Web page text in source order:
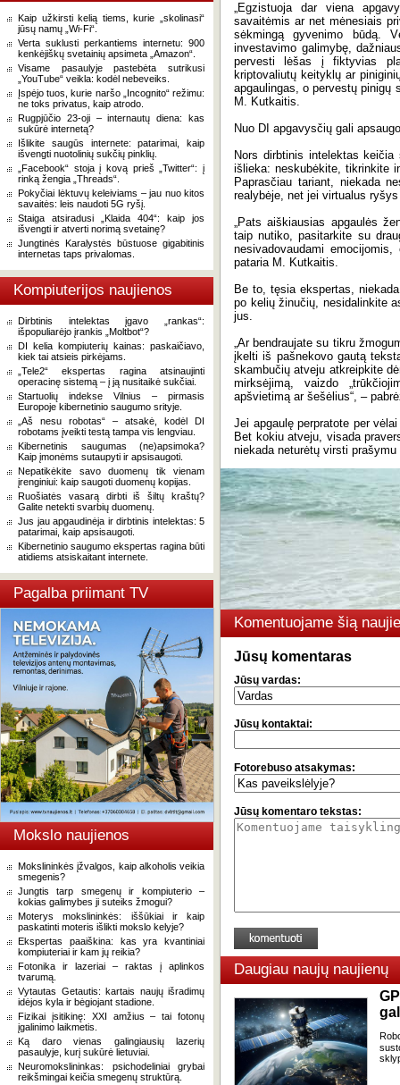
Kaip užkirsti kelią tiems, kurie „skolinasi“
jūsų namų „Wi-Fi“.
Verta suklusti perkantiems internetu: 900
kenkėjiškų svetainių apsimeta „Amazon“.
Visame pasaulyje pastebėta sutrikusi
„YouTube“ veikla: kodėl nebeveiks.
Įspėjo tuos, kurie naršo „Incognito“ režimu:
ne toks privatus, kaip atrodo.
Rugpjūčio 23-oji – internautų diena: kas
sukūrė internetą?
Išlikite saugūs internete: patarimai, kaip
išvengti nuotolinių sukčių pinklių.
„Facebook“ stoja į kovą prieš „Twitter“: į
rinką žengia „Threads“.
Pokyčiai lėktuvų keleiviams – jau nuo kitos
savaitės: leis naudoti 5G ryšį.
Staiga atsiradusi „Klaida 404“: kaip jos
išvengti ir atverti norimą svetainę?
Jungtinės Karalystės būstuose gigabitinis
internetas taps privalomas.
Kompiuterijos naujienos
Dirbtinis intelektas įgavo „rankas“:
išpopuliarėjo įrankis „Moltbot“?
DI kelia kompiuterių kainas: paskaičiavo,
kiek tai atsieis pirkėjams.
„Tele2“ ekspertas ragina atsinaujinti
operacinę sistemą – į ją nusitaikė sukčiai.
Startuolių indekse Vilnius – pirmasis
Europoje kibernetinio saugumo srityje.
„Aš nesu robotas“ – atsakė, kodėl DI
robotams įveikti testą tampa vis lengviau.
Kibernetinis saugumas (ne)apsimoka?
Kaip įmonėms sutaupyti ir apsisaugoti.
Nepatikėkite savo duomenų tik vienam
įrenginiui: kaip saugoti duomenų kopijas.
Ruošiatės vasarą dirbti iš šiltų kraštų?
Galite netekti svarbių duomenų.
Jus jau apgaudinėja ir dirbtinis intelektas: 5
patarimai, kaip apsisaugoti.
Kibernetinio saugumo ekspertas ragina būti
atidiems atsiskaitant internete.
Pagalba priimant TV
Mokslo naujienos
Mokslininkės įžvalgos, kaip alkoholis veikia
smegenis?
Jungtis tarp smegenų ir kompiuterio –
kokias galimybes ji suteiks žmogui?
Moterys mokslininkės: iššūkiai ir kaip
paskatinti moteris išlikti mokslo kelyje?
Ekspertas paaiškina: kas yra kvantiniai
kompiuteriai ir kam jų reikia?
Fotonika ir lazeriai – raktas į aplinkos
tvarumą.
Vytautas Getautis: kartais naujų išradimų
idėjos kyla ir bėgiojant stadione.
Fizikai įsitikinę: XXI amžius – tai fotonų
įgalinimo laikmetis.
Ką daro vienas galingiausių lazerių
pasaulyje, kurį sukūrė lietuviai.
Neuromokslininkas: psichodeliniai grybai
reikšmingai keičia smegenų struktūrą.
„Egzistuoja dar viena
savaitėmis ar net mėnesiais
sėkmingą gyvenimo būdą.
investavimo galimybę,
pervesti lėšas į fiktyvias
kriptovaliutų keityklų ar
apgaulingas, o pervestų pinigų
M. Kutkaitis.
Nuo DI apgavysčių gali
Nors dirbtinis intelektas
išlieka: neskubėkite, tikrinkite
Paprasčiau tariant, niekada
realybėje, net jei virtualus
„Pats aiškiausias apgaulės
taip nutiko, pasitarkite su
nesivadovaudami
pataria M. Kutkaitis.
Be to, tęsia ekspertas,
po kelių žinučių, nesidalinkite
jus.
„Ar bendraujate su tikru
įkelti iš pašnekovo gautą
skambučių atveju atkreipkite
mirksėjimą, vaizdo
apšvietimą ar šešėlius“, –
Jei apgaulę perpratote per
Bet kokiu atveju, visada
niekada neturėtų virsti
Komentuojame šią
Jūsų komentaras
Jūsų vardas:
Jūsų kontaktai:
Fotorebuso atsakymas:
Jūsų komentaro tekstas:
Daugiau naujų naujienų